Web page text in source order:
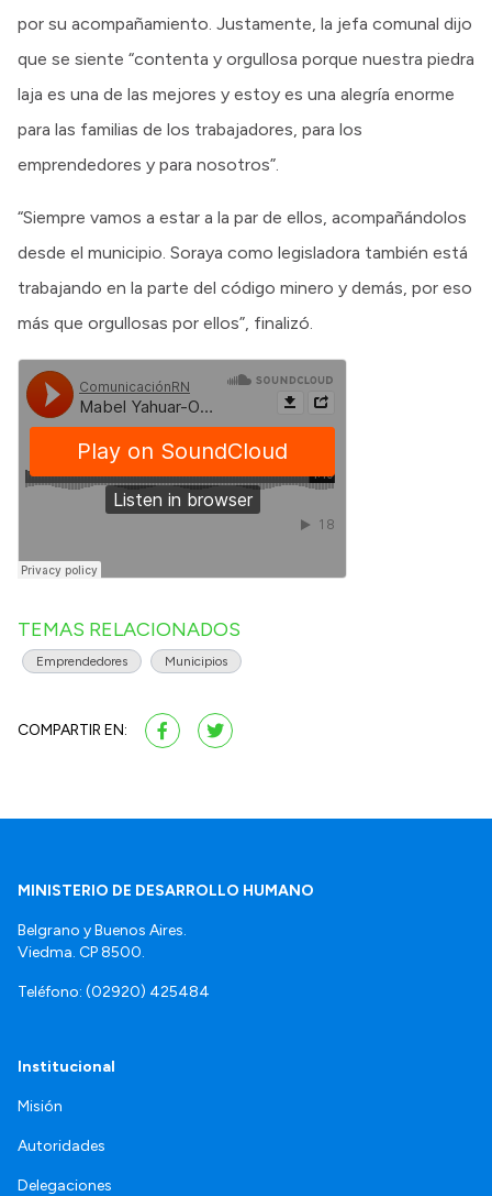
por su acompañamiento. Justamente, la jefa comunal dijo
que se siente “contenta y orgullosa porque nuestra piedra
laja es una de las mejores y estoy es una alegría enorme
para las familias de los trabajadores, para los
emprendedores y para nosotros”.
“Siempre vamos a estar a la par de ellos, acompañándolos
desde el municipio. Soraya como legisladora también está
trabajando en la parte del código minero y demás, por eso
más que orgullosas por ellos”, finalizó.
TEMAS RELACIONADOS
Emprendedores Municipios
COMPARTIR EN:
MINISTERIO DE DESARROLLO HUMANO
Belgrano y Buenos Aires.
Viedma. CP 8500.
Teléfono: (02920) 425484
Institucional
Misión
Autoridades
Delegaciones